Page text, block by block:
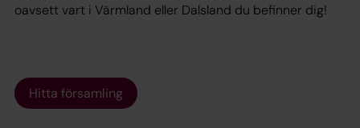
oavsett vart i Värmland eller Dalsland du befinner dig!
Hitta församling